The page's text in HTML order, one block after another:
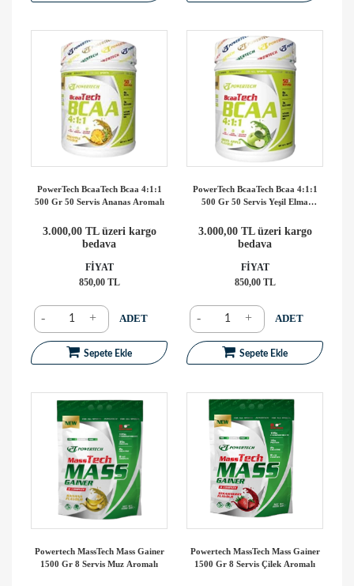
PowerTech BcaaTech Bcaa 4:1:1
500 Gr 50 Servis Ananas Aromalı
3.000,00 TL üzeri kargo
bedava
FİYAT
850,00 TL
- + ADET
Sepete Ekle
PowerTech BcaaTech Bcaa 4:1:1
500 Gr 50 Servis Yeşil Elma
3.000,00 TL üzeri kargo
bedava
FİYAT
850,00 TL
- + ADET
Sepete Ekle
Powertech MassTech Mass Gainer
1500 Gr 8 Servis Muz Aromalı
Powertech MassTech Mass Gainer
1500 Gr 8 Servis Çilek Aromalı